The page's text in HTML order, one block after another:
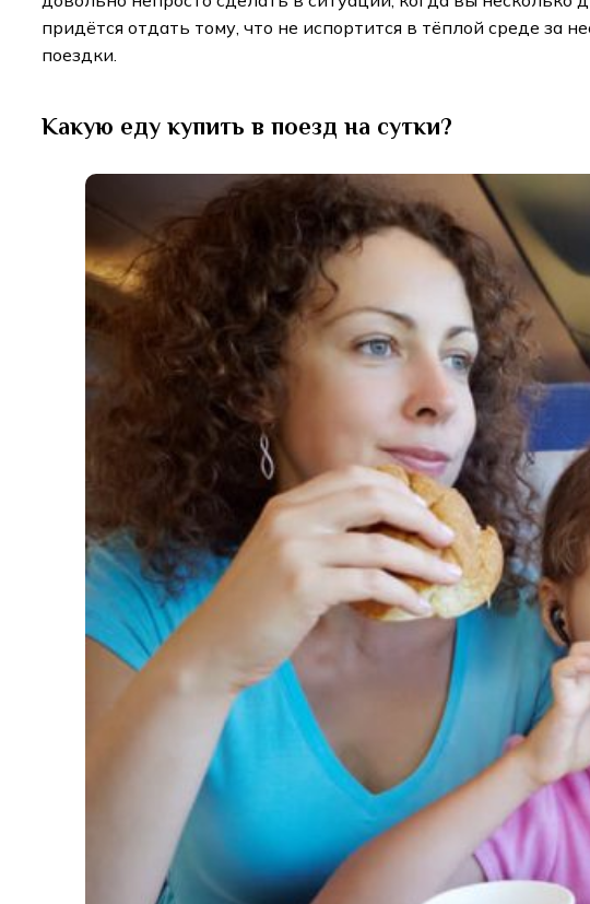
придётся отдать тому, что не испортится в тёплой среде за
поездки.
Какую еду купить в поезд на сутки?